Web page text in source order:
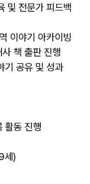
및 전문가 피드백
이야기 아카이빙
책 출판 진행
기 공유 및 성과
활동 진행
세)